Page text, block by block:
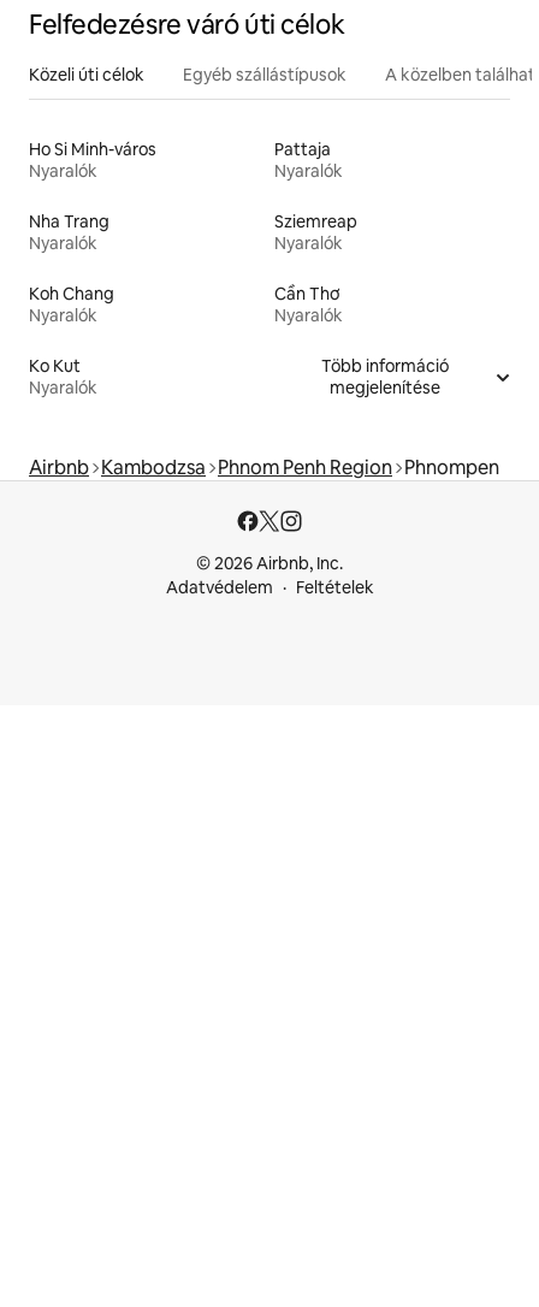
Felfedezésre váró úti célok
Közeli úti célok Egyéb szállástípusok A közelben
Ho Si Minh-város
Nyaralók
Pattaja
Nyaralók
Nha Trang
Nyaralók
Sziemreap
Nyaralók
Koh Chang
Nyaralók
Cần Thơ
Nyaralók
Ko Kut
Nyaralók
Több információ
megjelenítése
Airbnb Kambodzsa Phnom Penh Region Phnompen
© 2026 Airbnb, Inc.
Adatvédelem
Feltételek